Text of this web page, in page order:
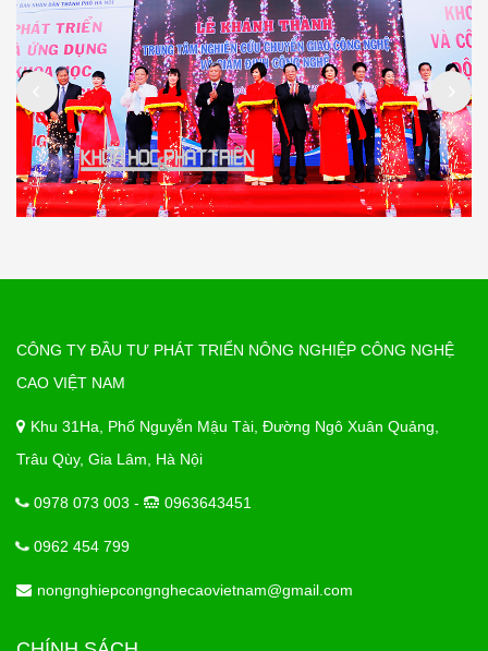
CÔNG TY ĐẦU TƯ PHÁT TRIỂN NÔNG NGHIỆP CÔNG NGHỆ
CAO VIỆT NAM
Khu 31Ha, Phố Nguyễn Mậu Tài, Đường Ngô Xuân Quảng,
Trâu Qùy, Gia Lâm, Hà Nội
0978 073 003 - 0963643451
0962 454 799
nongnghiepcongnghecaovietnam@gmail.com